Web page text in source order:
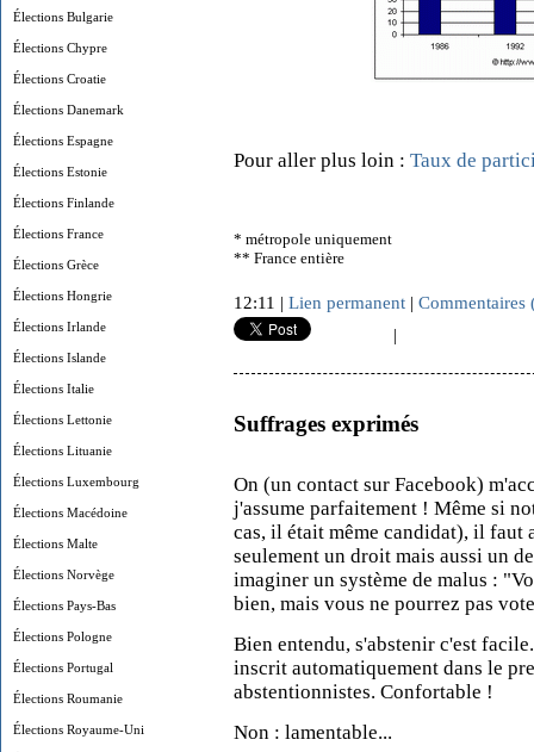
Élections Bulgarie
Élections Chypre
Élections Croatie
Élections Danemark
Élections Espagne
Élections Estonie
Élections Finlande
Élections France
Élections Grèce
Élections Hongrie
Élections Irlande
Élections Islande
Élections Italie
Élections Lettonie
Élections Lituanie
Élections Luxembourg
Élections Macédoine
Élections Malte
Élections Norvège
Élections Pays-Bas
Élections Pologne
Élections Portugal
Élections Roumanie
Élections Royaume-Uni
Pour aller plus loin : Taux de
* métropole uniquement
** France entière
12:11 | Lien permanent | Commentaires
|
Suffrages exprimés
On (un contact sur Facebook)
j'assume parfaitement ! Même si
cas, il était même candidat), il faut
seulement un droit mais aussi un
imaginer un système de malus :
bien, mais vous ne pourrez pas
Bien entendu, s'abstenir c'est
inscrit automatiquement dans le
abstentionnistes. Confortable !
Non : lamentable...